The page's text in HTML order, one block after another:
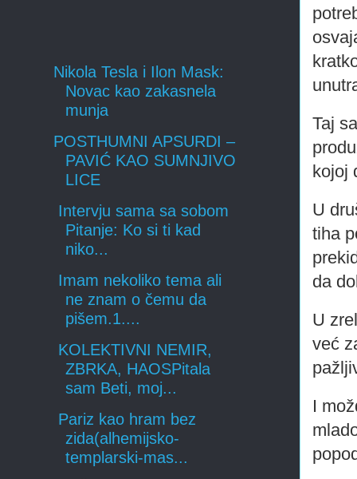
Taj
kojoj
U
tiha
da
U
već
I
Nikola Tesla i Ilon Mask:
Novac kao zakasnela
munja
POSTHUMNI APSURDI –
PAVIĆ KAO SUMNJIVO
LICE
Intervju sama sa sobom
Pitanje: Ko si ti kad
niko...
Imam nekoliko tema ali
ne znam o čemu da
pišem.1....
KOLEKTIVNI NEMIR,
ZBRKA, HAOSPitala
sam Beti, moj...
Pariz kao hram bez
zida(alhemijsko-
templarski-mas...